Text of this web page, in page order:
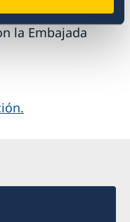
de Suecia,
la Embajada